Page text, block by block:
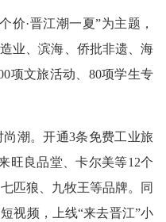
·晋江潮一夏”为主题，
业、滨海、侨批非遗、海
项文旅活动、80项学生专
潮。开通3条免费工业旅
旺良品堂、卡尔美等12个
匹狼、九牧王等品牌。同
视频，上线“来去晋江”小